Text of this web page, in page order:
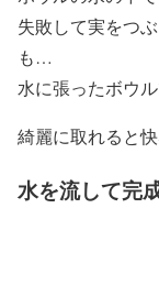
失敗して実をつ
も…
水に張ったボウ
綺麗に取れると
水を流して完